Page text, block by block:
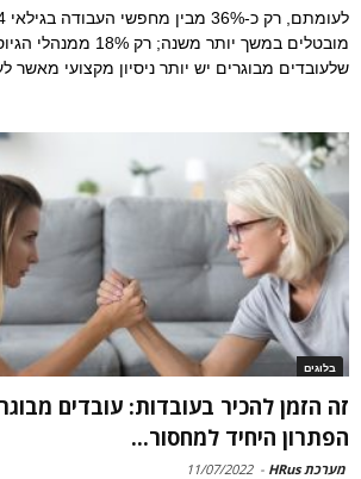
מובטלים במשך יותר משנה; רק
שלעובדים מבוגרים יש יותר ניסיון מקצועי מאשר
בלוגים
זה הזמן להכיר בעובדות: עובדים
הפתרון היחיד למחסור...
מערכת HRus -
11/07/2022